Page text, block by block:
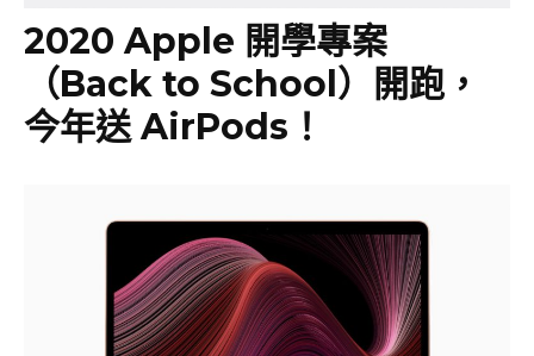
2020 Apple 開學專案
（Back to School）開跑，
今年送 AirPods！